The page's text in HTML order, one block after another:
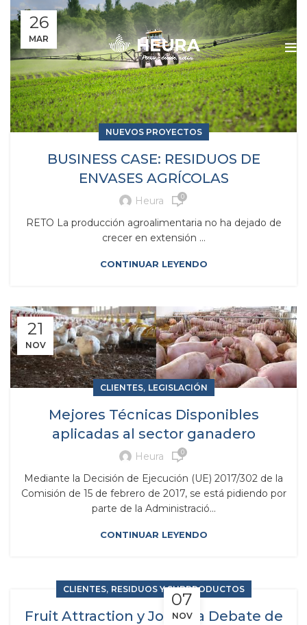
26
MAR
NUEVOS PROYECTOS
BUSINESS CASE: RESIDUOS DE
ENVASES AGRÍCOLAS
Heura 0
RETO La producción agroalimentaria no ha dejado de
crecer en extensión ...
CONTINUAR LEYENDO
21
NOV
CLIENTES, LEGISLACIÓN
Mejores Técnicas Disponibles
aplicadas al sector ganadero
Heura 0
Mediante la Decisión de Ejecución (UE) 2017/302 de la
Comisión de 15 de febrero de 2017, se está pidiendo por
parte de la Administració...
CONTINUAR LEYENDO
07
NOV
CLIENTES, RESIDUOS Y SUBPRODUCTOS
Fruit Attraction y Jornada Debate de